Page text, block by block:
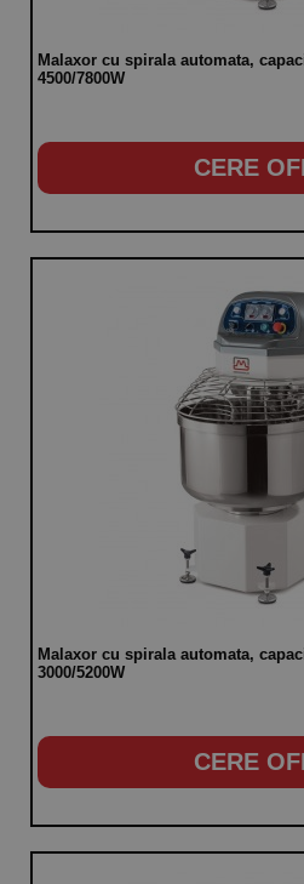
Malaxor cu spirala automata,
4500/7800W
CERE
Malaxor cu spirala automata,
3000/5200W
CERE